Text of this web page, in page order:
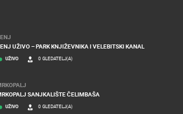
UŽIVO – PARK KNJIŽEVNIKA I VELEBITSKI KANAL
UŽIVO 0 GLEDATELJ(A)
SANJKALIŠTE ČELIMBAŠA
UŽIVO 0 GLEDATELJ(A)